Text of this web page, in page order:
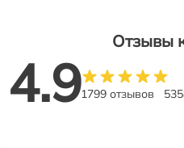
Отзывы
4.91799 отзывов